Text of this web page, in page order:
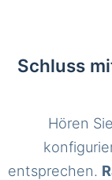
Schluss
Hören
entsprechen.